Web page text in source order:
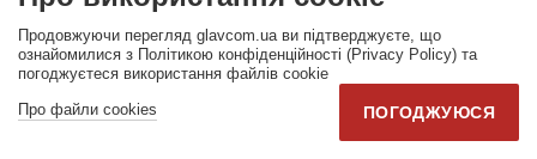
Китай входит в
торговую войну.
Какой сценарий
может ждать
Может ли Украина
создать ядерное
оружие? Известный
физик-ядерщик
Продовжуючи перегляд glavcom.ua ви підтверджуєте, що
ознайомилися з Політикою конфіденційності (Privacy Policy) та
погоджуєтеся використання файлів cookie
Про файли cookies
ПОГОДЖУЮСЯ